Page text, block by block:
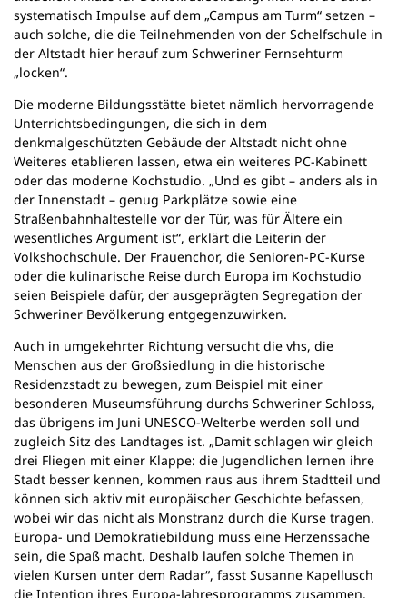
systematisch Impulse auf dem „Campus am Turm“ setzen –
auch solche, die die Teilnehmenden von der Schelfschule in
der Altstadt hier herauf zum Schweriner Fernsehturm
„locken“.
Die moderne Bildungsstätte bietet nämlich hervorragende
Unterrichtsbedingungen, die sich in dem
denkmalgeschützten Gebäude der Altstadt nicht ohne
Weiteres etablieren lassen, etwa ein weiteres PC-Kabinett
oder das moderne Kochstudio. „Und es gibt – anders als in
der Innenstadt – genug Parkplätze sowie eine
Straßenbahnhaltestelle vor der Tür, was für Ältere ein
wesentliches Argument ist“, erklärt die Leiterin der
Volkshochschule. Der Frauenchor, die Senioren-PC-Kurse
oder die kulinarische Reise durch Europa im Kochstudio
seien Beispiele dafür, der ausgeprägten Segregation der
Schweriner Bevölkerung entgegenzuwirken.
Auch in umgekehrter Richtung versucht die vhs, die
Menschen aus der Großsiedlung in die historische
Residenzstadt zu bewegen, zum Beispiel mit einer
besonderen Museumsführung durchs Schweriner Schloss,
das übrigens im Juni UNESCO-Welterbe werden soll und
zugleich Sitz des Landtages ist. „Damit schlagen wir gleich
drei Fliegen mit einer Klappe: die Jugendlichen lernen ihre
Stadt besser kennen, kommen raus aus ihrem Stadtteil und
können sich aktiv mit europäischer Geschichte befassen,
wobei wir das nicht als Monstranz durch die Kurse tragen.
Europa- und Demokratiebildung muss eine Herzenssache
sein, die Spaß macht. Deshalb laufen solche Themen in
vielen Kursen unter dem Radar“, fasst Susanne Kapellusch
die Intention ihres Europa-Jahresprogramms zusammen.